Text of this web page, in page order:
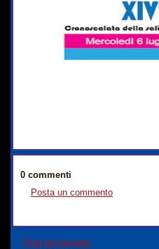
0 commenti
Posta un commento
Post più recente